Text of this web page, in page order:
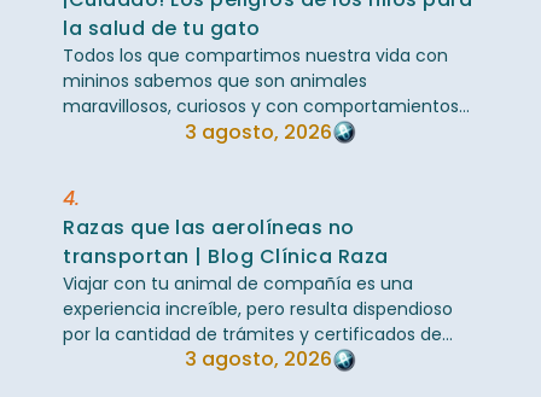
la salud de tu gato
Todos los que compartimos nuestra vida con
mininos sabemos que son animales
maravillosos, curiosos y con comportamientos
bastante peculiares. Sin embargo, una de sus
3 agosto, 2026
4.
Razas que las aerolíneas no
transportan | Blog Clínica Raza
Viajar con tu animal de compañía es una
experiencia increíble, pero resulta dispendioso
por la cantidad de trámites y certificados de
salud requeridos, especialmente cuando el ...
3 agosto, 2026